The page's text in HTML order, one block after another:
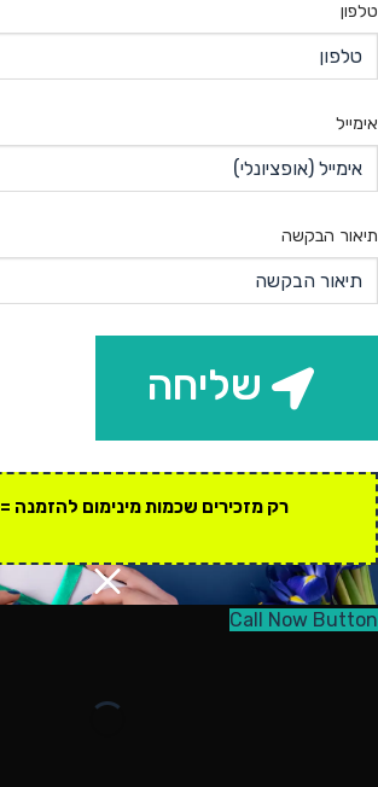
טלפון
אימייל
תיאור הבקשה
שליחה
רק מזכירים שכמות מינימום להזמנה = 2000 ₪
Call Now Button